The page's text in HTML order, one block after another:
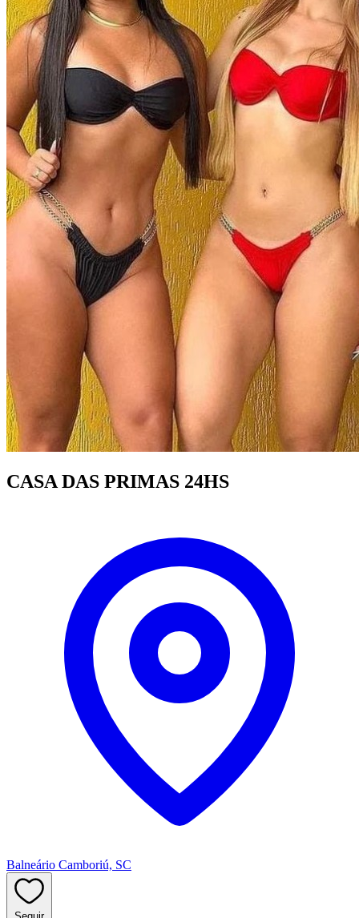
CASA DAS PRIMAS 24HS
Balneário Camboriú, SC